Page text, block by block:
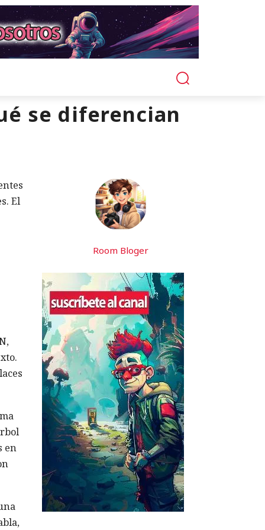
se diferencian
El
en
Room Bloger